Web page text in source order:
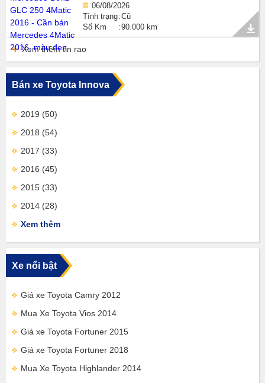
06/08/2026
Tình trạng Cũ
Số Km
90.000 km
Xem thêm tin rao
Bán xe Toyota Innova
2019 (50)
2018 (54)
2017 (33)
2016 (45)
2015 (33)
2014 (28)
Xem thêm
Xe nổi bật
Giá xe Toyota Camry 2012
Mua Xe Toyota Vios 2014
Giá xe Toyota Fortuner 2015
Giá xe Toyota Fortuner 2018
Mua Xe Toyota Highlander 2014